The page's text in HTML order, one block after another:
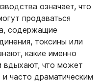
означает, что
продаваться
содержащие
токсины или
какие именно
вдыхают, что может
часто драматическим